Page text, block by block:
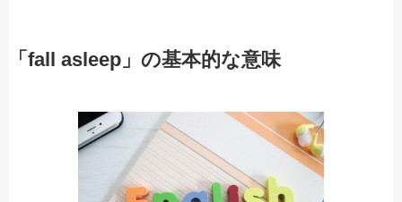
「fall asleep」の基本的な意味